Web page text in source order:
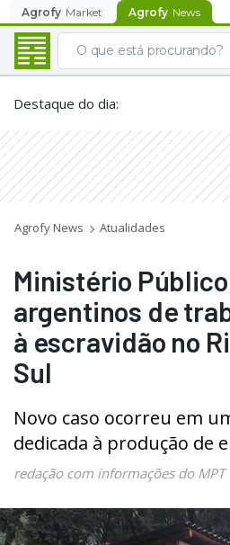
Agrofy Market Agrofy News
Destaque do dia:
Agrofy News Atualidades
Ministério
argentinos de
à escravidão no
Sul
Novo caso ocorreu em
dedicada à produção de
redação com informações do MPT